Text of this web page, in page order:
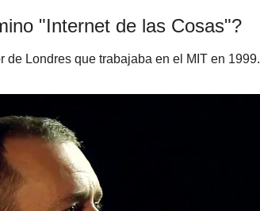
"Internet de las Cosas"?
de Londres que trabajaba en el MIT en 1999.